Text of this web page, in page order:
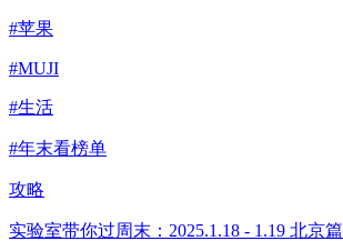
#苹果
#MUJI
#生活
#年末看榜单
攻略
实验室带你过周末：2025.1.18 - 1.19 北京篇